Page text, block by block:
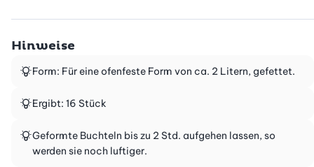
Hinweise
Form: Für eine ofenfeste Form von ca. 2 Litern, gefettet.
Ergibt: 16 Stück
Geformte Buchteln bis zu 2 Std. aufgehen lassen, so
werden sie noch luftiger.